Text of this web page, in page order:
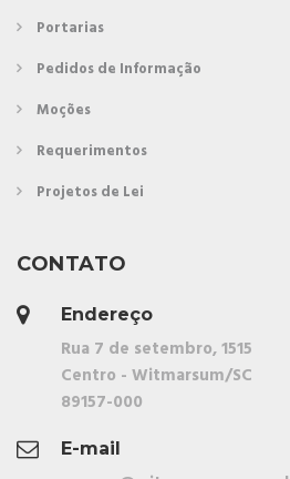
Portarias
Pedidos de Informação
Moções
Requerimentos
Projetos de Lei
CONTATO
Endereço
Rua 7 de setembro, 1515
Centro - Witmarsum/SC
89157-000
E-mail